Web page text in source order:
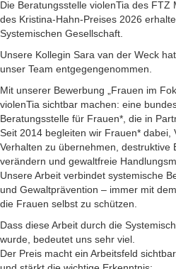
Die Beratungsstelle violenTia des FTZ
des Kristina-Hahn-Preises 2026
Systemischen Gesellschaft.
Unsere Kollegin Sara van der Weck
unser Team entgegengenommen.
Mit unserer Bewerbung „Frauen im
violenTia sichtbar machen: eine
Beratungsstelle für Frauen*, die in
Seit 2014 begleiten wir Frauen* dabei,
Verhalten zu übernehmen, destruktive
verändern und gewaltfreie
Unsere Arbeit verbindet systemische
und Gewaltprävention – immer mit
die Frauen selbst zu schützen.
Dass diese Arbeit durch die
wurde, bedeutet uns sehr viel.
Der Preis macht ein Arbeitsfeld